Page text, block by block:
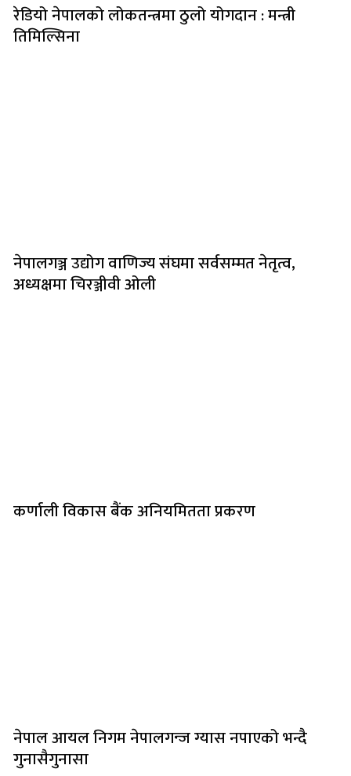
रेडियो नेपालको लोकतन्त्रमा ठुलो योगदान : मन्त्री
तिमिल्सिना
नेपालगञ्ज उद्योग वाणिज्य संघमा सर्वसम्मत नेतृत्व,
अध्यक्षमा चिरञ्जीवी ओली
कर्णाली विकास बैंक अनियमितता प्रकरण
नेपाल आयल निगम नेपालगन्ज ग्यास नपाएको भन्दै
गुनासैगुनासा